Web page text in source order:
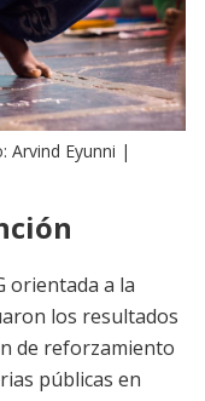
Arvind Eyunni |
orientada a la
los resultados
de reforzamiento
públicas en